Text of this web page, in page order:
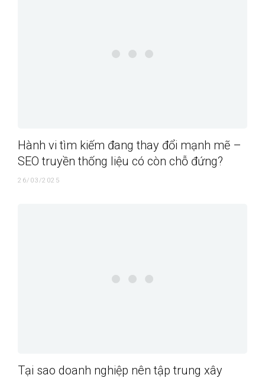
Hành vi tìm kiếm đang thay đổi mạnh mẽ –
SEO truyền thống liệu có còn chỗ đứng?
26/03/2025
Tại sao doanh nghiệp nên tập trung xây